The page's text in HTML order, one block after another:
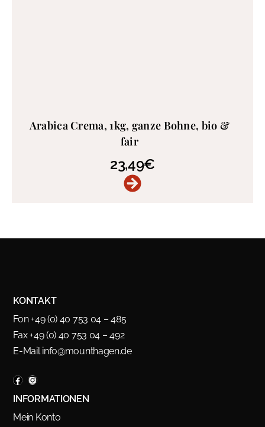
Arabica Crema, 1kg, ganze Bohne, bio &
fair
23,49€
KONTAKT
Fon +49 (0) 40 753 04 – 485
Fax +49 (0) 40 753 04 – 492
E-Mailinfo@mounthagen.de
INFORMATIONEN
Mein Konto